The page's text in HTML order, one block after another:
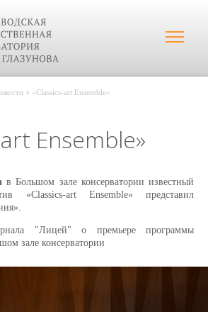
«Classics-art Ensemble»
Ensemble»
в Большом зале консерватории известный
«Classics-art Ensemble» представил
"Лицей" о премьере программы
зале консерватории